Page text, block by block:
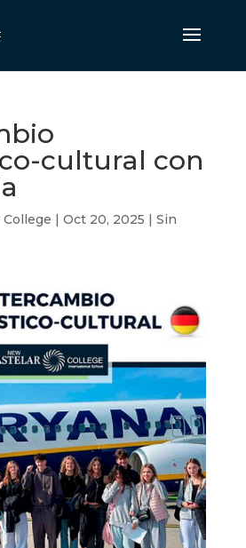
cultural con
| Oct 20, 2025 | Sin